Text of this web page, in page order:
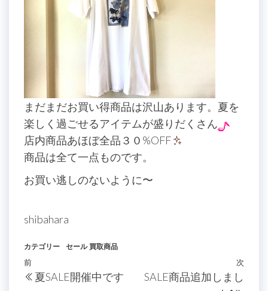
まだまだお買い得商品は沢山あります。夏を
楽しく過ごせるアイテムが盛りだくさん
店内商品あほぼ全品３０%OFF
商品は全て一点ものです。
お買い逃しのないように〜
shibahara
カテゴリー セール 買取商品
投
稿
過
去
前
夏SALE開催中です
次
次
SALE商品追加しまし